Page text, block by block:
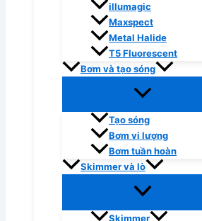
illumagic
Maxspect
Metal Halide
T5 Fluorescent
Bơm và tạo sóng
Tạo sóng
Bơm vi lượng
Bơm tuần hoàn
Skimmer và lò
Skimmer